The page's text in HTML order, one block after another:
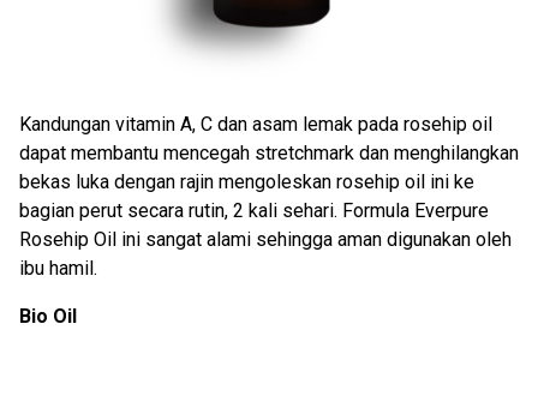
Kandungan vitamin A, C dan asam lemak pada rosehip oil
dapat membantu mencegah stretchmark dan menghilangkan
bekas luka dengan rajin mengoleskan rosehip oil ini ke
bagian perut secara rutin, 2 kali sehari. Formula Everpure
Rosehip Oil ini sangat alami sehingga aman digunakan oleh
ibu hamil.
Bio Oil